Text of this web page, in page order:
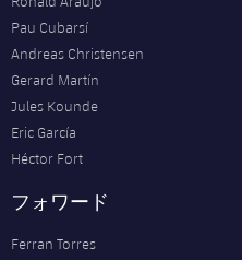
Pau Cubarsí
Andreas Christensen
Gerard Martín
Jules Kounde
Eric García
Héctor Fort
フォワード
Ferran Torres